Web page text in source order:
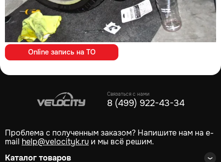
Online запись на ТО
Связаться с нами
8 (499) 922-43-34
Проблема с полученным заказом? Напишите нам на e-
mail help@velocityk.ru и мы всё решим.
Каталог товаров